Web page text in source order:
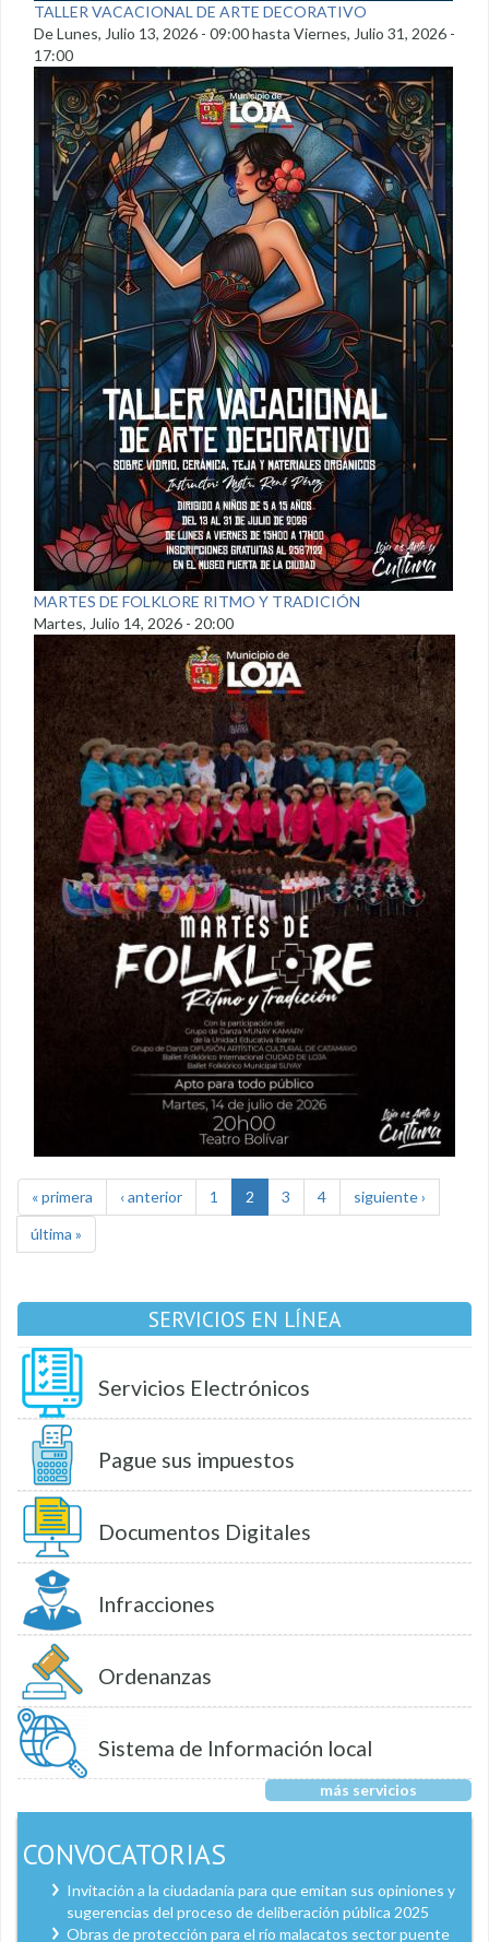
TALLER VACACIONAL DE ARTE DECORATIVO
DeLunes, Julio 13, 2026 - 09:00hasta Viernes, Julio 31, 2026 -
17:00
MARTES DE FOLKLORE RITMO Y TRADICIÓN
Martes, Julio 14, 2026 - 20:00
« primera ‹ anterior 1 2 3 4
siguiente ›
última »
SERVICIOS EN LÍNEA
Servicios Electrónicos
Pague sus impuestos
Documentos Digitales
Infracciones
Ordenanzas
Sistema de Información local
más servicios
CONVOCATORIAS
Invitación a la ciudadanía para que emitan sus opiniones y
sugerencias del proceso de deliberación pública 2025
Obras de protección para el río malacatos sector puente